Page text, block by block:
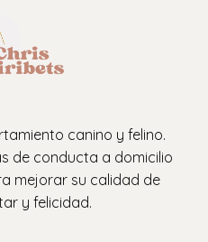
canino y felino.
de conducta a domicilio
mejorar su calidad de
y felicidad.